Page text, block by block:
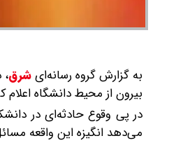
به گزارش گروه رسانه‌ایشرق،
بیرون از محیط دانشگاه اعلام
در پی وقوع حادثه‌ای در
می‌دهد انگیزه این واقعه